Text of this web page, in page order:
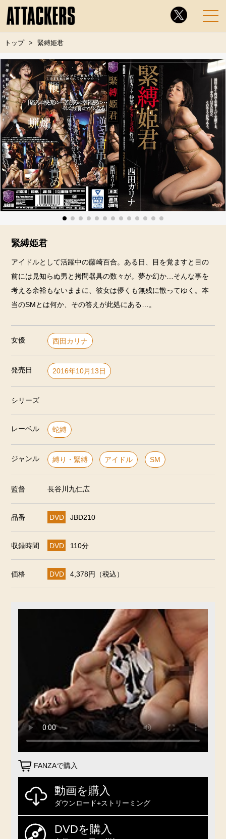
トップ 緊縛姫君
緊縛姫君
アイドルとして活躍中の藤崎百合。ある日、目を覚ますと目の
前には見知らぬ男と拷問器具の数々が。夢か幻か…そんな事を
考える余裕もないままに、彼女は儚くも無残に散ってゆく。本
当のSMとは何か、その答えが此処にある…。
女優 西田カリナ
発売日 2016年10月13日
シリーズ
レーベル 蛇縛
ジャンル 縛り・緊縛 アイドル SM
監督 長谷川九仁広
品番 DVD JBD210
収録時間 DVD 110分
価格 DVD 4,378円（税込）
FANZAで購入
動画を購入
ダウンロード+ストリーミング
DVDを購入